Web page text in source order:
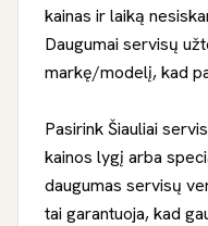
kainas ir laiką
Daugumai servisų
markę/modelį, kad
Pasirink Šiauliai
kainos lygį arba
daugumas servisų
tai garantuoja, kad